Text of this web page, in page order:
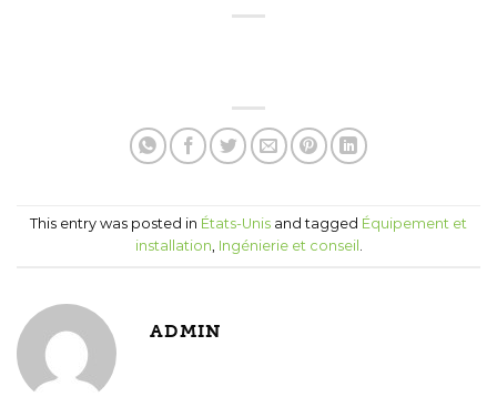
This entry was posted in États-Unis and tagged Équipement et
installation, Ingénierie et conseil .
ADMIN